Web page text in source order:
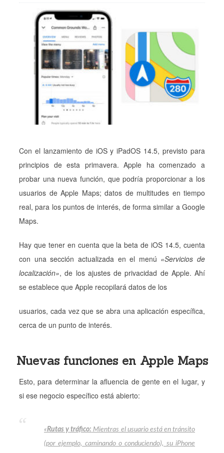
Con el lanzamiento de iOS y iPadOS 14.5, previsto para
principios de esta primavera. Apple ha comenzado a
probar una nueva función, que podría proporcionar a los
usuarios de Apple Maps; datos de multitudes en tiempo
real, para los puntos de interés, de forma similar a Google
Maps.
Hay que tener en cuenta que la beta de iOS 14.5, cuenta
con una sección actualizada en el menú «Servicios de
localización», de los ajustes de privacidad de Apple. Ahí
se establece que Apple recopilará datos de los
usuarios, cada vez que se abra una aplicación específica,
cerca de un punto de interés.
Nuevas funciones en Apple Maps
Esto, para determinar la afluencia de gente en el lugar, y
si ese negocio específico está abierto:
«Rutas y tráfico: Mientras el usuario está en tránsito
(por ejemplo, caminando o conduciendo), su iPhone